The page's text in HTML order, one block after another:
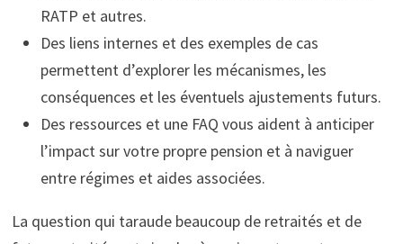
RATP et autres.
Des liens internes et des exemples de cas
permettent d’explorer les mécanismes, les
conséquences et les éventuels ajustements futurs.
Des ressources et une FAQ vous aident à anticiper
l’impact sur votre propre pension et à naviguer
entre régimes et aides associées.
La question qui taraude beaucoup de retraités et de